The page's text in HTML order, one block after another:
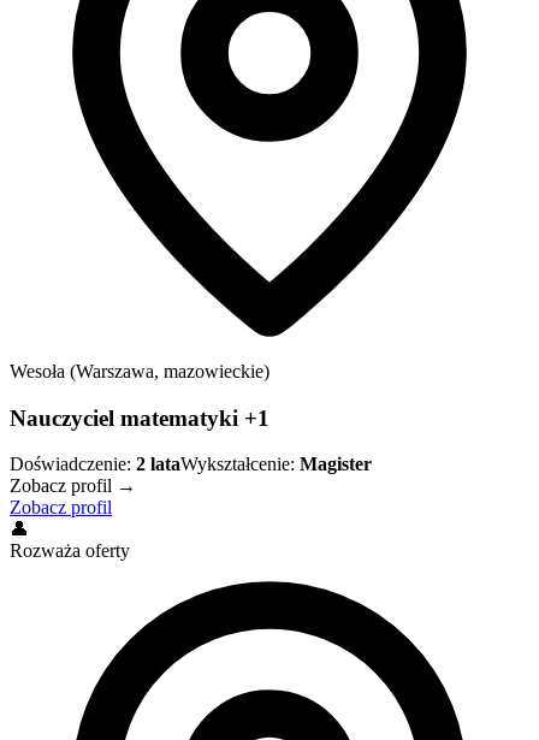
Wesoła (Warszawa, mazowieckie)
Nauczyciel matematyki +1
Doświadczenie: 2 lataWykształcenie: Magister
Zobacz profil →
Zobacz profil
👤
Rozważa oferty